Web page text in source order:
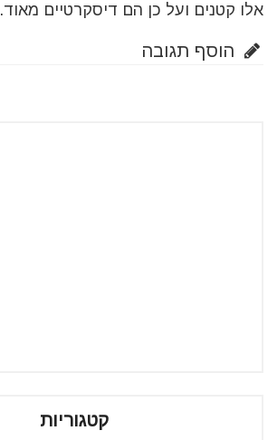
אלו קטנים ועל כן הם דיסקרטיים מאוד.
הוסף תגובה
קטגוריות